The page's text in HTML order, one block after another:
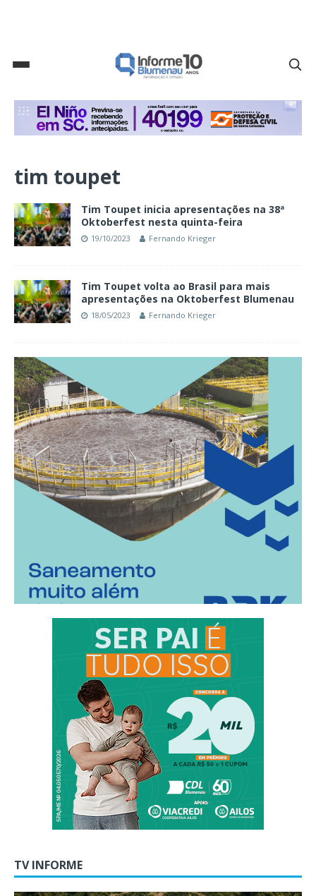
tim toupet
Tim Toupet inicia apresentações na 38ª
Oktoberfest nesta quinta-feira
19/10/2023 Fernando Krieger
Tim Toupet volta ao Brasil para mais
apresentações na Oktoberfest Blumenau
18/05/2023 Fernando Krieger
TV INFORME